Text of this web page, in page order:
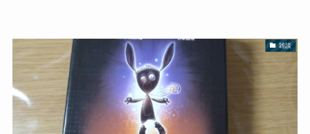
雑談